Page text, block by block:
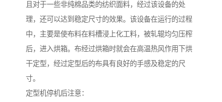
且对于一些非纯棉品类的纺织面料，经过该设备的处
理，还可以达到稳定尺寸的效果。该设备在运行的过程
中，主要是使布料在料槽浸上化工料，被轧辊均匀压榨
后，进入烘箱。布经过烘箱时就会在高温热风作用下烘
干定型，经过定型后的布具有良好的手感及稳定的尺
寸。
定型机停机后注意：